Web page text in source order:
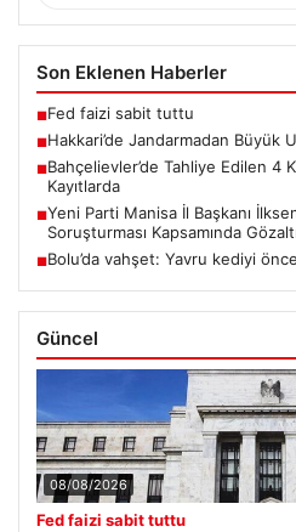
Son Eklenen Haberler
■Fed faizi sabit tuttu
■Hakkari’de Jandarmadan Büyük
■Bahçelievler’de Tahliye Edilen 4
Kayıtlarda
■Yeni Parti Manisa İl Başkanı
Soruşturması Kapsamında
■Bolu’da vahşet: Yavru kediyi
Güncel
08/08/2026
Fed faizi sabit tuttu